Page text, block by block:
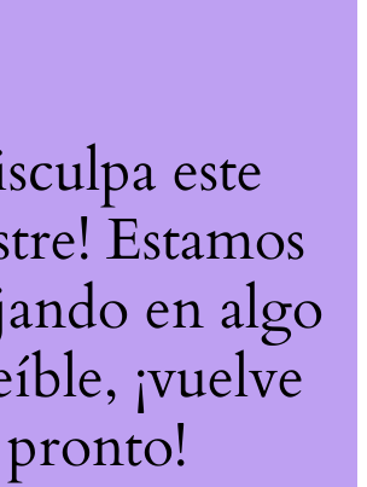
este
Estamos
en algo
¡vuelve
pronto!